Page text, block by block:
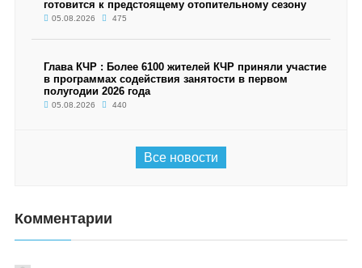
готовится к предстоящему отопительному сезону
05.08.2026 475
Глава КЧР : Более 6100 жителей КЧР приняли участие
в программах содействия занятости в первом
полугодии 2026 года
05.08.2026 440
Все новости
Комментарии